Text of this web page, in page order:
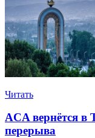
Читать
ACA вернётся в
перерыва